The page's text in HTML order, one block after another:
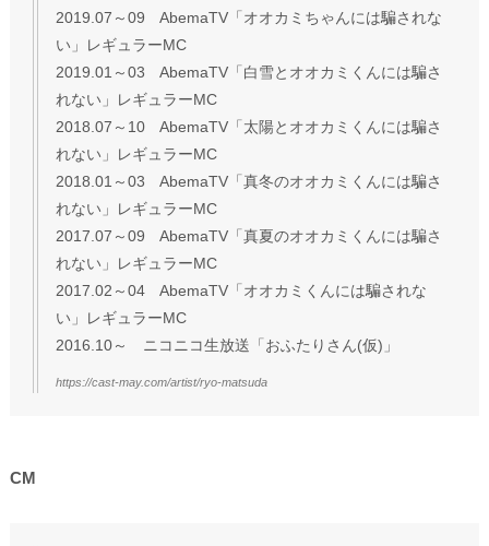
2019.07～09 AbemaTV「オオカミちゃんには騙されな
い」レギュラーMC
2019.01～03 AbemaTV「白雪とオオカミくんには騙さ
れない」レギュラーMC
2018.07～10 AbemaTV「太陽とオオカミくんには騙さ
れない」レギュラーMC
2018.01～03 AbemaTV「真冬のオオカミくんには騙さ
れない」レギュラーMC
2017.07～09 AbemaTV「真夏のオオカミくんには騙さ
れない」レギュラーMC
2017.02～04 AbemaTV「オオカミくんには騙されな
い」レギュラーMC
2016.10～ ニコニコ生放送「おふたりさん(仮)」
https://cast-may.com/artist/ryo-matsuda
CM